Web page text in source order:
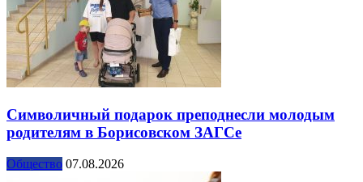
Символичный подарок преподнесли молодым
родителям в Борисовском ЗАГСе
Общество 07.08.2026